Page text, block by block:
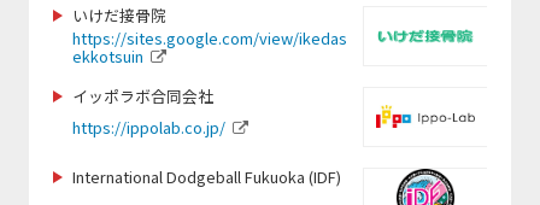
いけだ接骨院
https://sites.google.com/view/ikedas
ekkotsuin
イッポラボ合同会社
https://ippolab.co.jp/
International Dodgeball Fukuoka (IDF)
https://footballcamp-cup.com/
https://www.globalbridge.plus/
https://shizuoka-parasports.jp/
https://www.city.shizuoka.lg.jp/
https://synergia.co.jp/
https://ticadgames.org/
https://palau-consulting-company.jimdosite.com/
https://www.nipponbudokan.or.jp
http://www.jihf.or.jp
http://mie-pearls.com
https://www.ran-mei.com/
https://www.monkeymagic.or.jp